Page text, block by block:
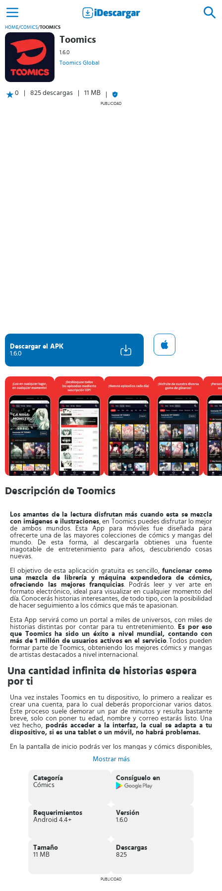
HOME/CÓMICS/TOOMICS
Toomics
1.6.0
Toomics Global
0 825 descargas 11 MB
PUBLICIDAD
Descargar el APK
1.6.0
Descripción de Toomics
Los amantes de la lectura disfrutan más cuando esta se mezcla
con imágenes e ilustraciones, en Toomics puedes disfrutar lo mejor
de ambos mundos. Esta App para móviles fue diseñada para
ofrecerte una de las mayores colecciones de cómics y mangas del
mundo. De esta forma, al descargarla obtienes una fuente
inagotable de entretenimiento para años, descubriendo cosas
nuevas.
El objetivo de esta aplicación gratuita es sencillo,funcionar como
una mezcla de librería y máquina expendedora de cómics,
ofreciendo las mejores franquicias. Podrás leer y ver arte en
formato electrónico, ideal para visualizar en cualquier momento del
día. Conocerás historias interesantes, de todo tipo, con la posibilidad
de hacer seguimiento a los cómics que más te apasionan.
Esta App servirá como un portal a miles de universos, con miles de
historias distintas por contar para tu entretenimiento.
Es por eso
que Toomics ha sido un éxito a nivel mundial, contando con
más de 1 millón de usuarios activos en el servicio. Todos pueden
formar parte de Toomics, obteniendo los mejores cómics y mangas
de artistas destacados a nivel internacional.
Una cantidad infinita de historias espera
por ti
Una vez instales Toomics en tu dispositivo, lo primero a realizar es
crear una cuenta, para lo cual deberás proporcionar varios datos.
Este proceso suele demorar un par de minutos y resulta bastante
breve, solo con poner tu edad, nombre y correo estarás listo. Una
vez hecho,podrás acceder a la interfaz, la cual se adapta a tu
dispositivo, si es una tablet o un móvil, no habrá problemas.
En la pantalla de inicio podrás ver los mangas y cómics disponibles,
podrás observar las categorías, hay un cómic para cada tipo de
extensa variedad que va desde temas como el romance,
suspenso, terror, hasta la acción, la comedia y la fantasía.
quiere decir que podrás ver los primeros 2 capítulos sin pagar, pero
para disfrutar del resto del contenido, será necesario comprar el
cómic. Las compras se realizan con una moneda local de la App,
Características de Toomics
opciones para mejorar la lectura
Mostrar más
Categoría
Cómics
Consíguelo en
Requerimientos
Android 4.4+
Versión
1.6.0
Tamaño
11 MB
Descargas
825
PUBLICIDAD